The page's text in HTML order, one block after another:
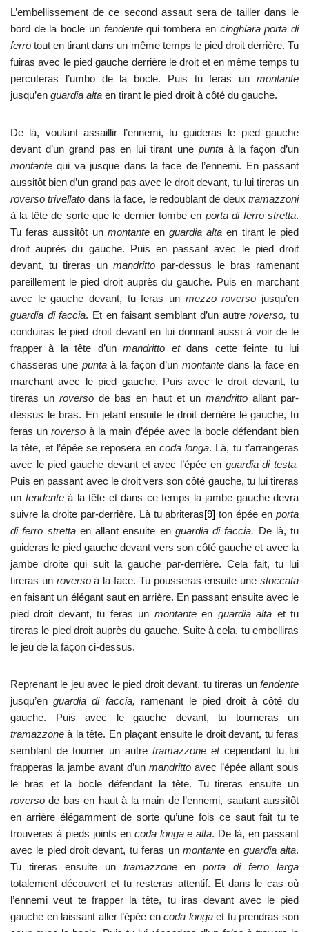
L’embellissement de ce second assaut sera de tailler dans le
bord de la bocle un fendentequi tombera en cinghiara porta di
ferrotout en tirant dans un même temps le pied droit derrière. Tu
fuiras avec le pied gauche derrière le droit et en même temps tu
percuteras l’umbo de la bocle. Puis tu feras un montante
jusqu’en guardia alta en tirant le pied droit à côté du gauche.
De là, voulant assaillir l’ennemi, tu guideras le pied gauche
devant d’un grand pas en lui tirant une puntaà la façon d’un
montante qui va jusque dans la face de l’ennemi. En passant
aussitôt bien d’un grand pas avec le droit devant, tu lui tireras un
roverso trivellato dans la face, le redoublant de deuxtramazzoni
à la tête de sorte que le dernier tombe en porta di ferro stretta.
Tu feras aussitôt un montanteenguardia alta en tirant le pied
droit auprès du gauche. Puis en passant avec le pied droit
devant, tu tireras un mandritto par-dessus le bras ramenant
pareillement le pied droit auprès du gauche. Puis en marchant
avec le gauche devant, tu feras un mezzo roverso jusqu’en
guardia di faccia. Et en faisant semblant d’un autreroverso, tu
conduiras le pied droit devant en lui donnant aussi à voir de le
frapper à la tête d’unmandritto etdans cette feinte tu lui
chasseras une puntaà la façon d’un montantedans la face en
marchant avec le pied gauche. Puis avec le droit devant, tu
tireras unroverso de bas en haut et un mandrittoallant par-
dessus le bras. En jetant ensuite le droit derrière le gauche, tu
feras unroverso à la main d’épée avec la bocle défendant bien
la tête, et l’épée se reposera en coda longa. Là, tu t’arrangeras
avec le pied gauche devant et avec l’épée en guardia di testa.
Puis en passant avec le droit vers son côté gauche, tu lui tireras
un fendenteà la tête et dans ce temps la jambe gauche devra
suivre la droite par-derrière. Là tu abriteras[9] ton épée enporta
di ferro strettaen allant ensuite en guardia di faccia. De là, tu
guideras le pied gauche devant vers son côté gauche et avec la
jambe droite qui suit la gauche par-derrière. Cela fait, tu lui
tireras un roversoà la face. Tu pousseras ensuite unestoccata
en faisant un élégant saut en arrière. En passant ensuite avec le
pied droit devant, tu feras un montanteen guardia alta et tu
tireras le pied droit auprès du gauche. Suite à cela, tu embelliras
le jeu de la façon ci-dessus.
Reprenant le jeu avec le pied droit devant, tu tireras un fendente
jusqu’enguardia di faccia, ramenant le pied droit à côté du
gauche. Puis avec le gauche devant, tu tourneras un
tramazzone à la tête. En plaçant ensuite le droit devant, tu feras
semblant de tourner un autre tramazzone etcependant tu lui
frapperas la jambe avant d’un mandritto avec l’épée allant sous
le bras et la bocle défendant la tête. Tu tireras ensuite un
roverso de bas en haut à la main de l’ennemi, sautant aussitôt
en arrière élégamment de sorte qu’une fois ce saut fait tu te
trouveras à pieds joints en coda longa e alta. De là, en passant
avec le pied droit devant, tu feras un montanteen guardia alta.
Tu tireras ensuite un tramazzoneenporta di ferro larga
totalement découvert et tu resteras attentif. Et dans le cas où
l’ennemi veut te frapper la tête, tu iras devant avec le pied
gauche en laissant aller l’épée encoda longaet tu prendras son